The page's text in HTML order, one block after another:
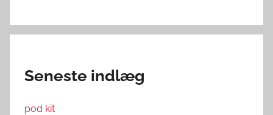
Seneste indlæg
pod kit